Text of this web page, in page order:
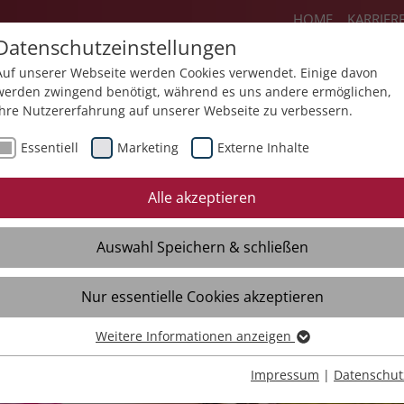
HOME
Angebote Über uns Aktuelles
unserer Webseite werden Cookies verwendet. Einige davon
zwingend benötigt, während es uns andere ermöglichen,
Nutzererfahrung auf unserer Webseite zu verbessern.
Essentiell Marketing Externe Inhalte
Alle akzeptieren
Auswahl Speichern & schließen
Nur essentielle Cookies akzeptieren
Essentielle Cookies werden für grundlegende Funktionen der
Weitere Informationen anzeigen
Impressum |